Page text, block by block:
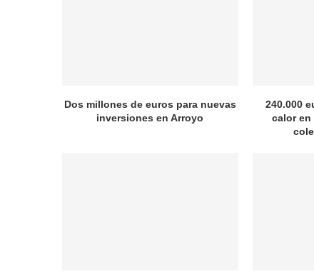
Dos millones de euros para nuevas
inversiones en Arroyo
240.000
calor en